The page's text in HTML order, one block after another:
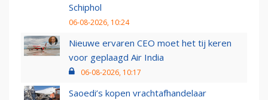
Schiphol
06-08-2026, 10:24
Nieuwe ervaren CEO moet het tij keren
voor geplaagd Air India
06-08-2026, 10:17
Saoedi’s kopen vrachtafhandelaar